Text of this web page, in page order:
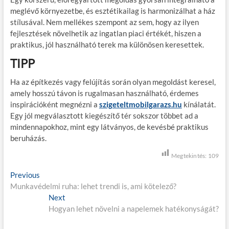
meglévő környezetbe, és esztétikailag is harmonizálhat a ház
stílusával. Nem mellékes szempont az sem, hogy az ilyen
fejlesztések növelhetik az ingatlan piaci értékét, hiszen a
praktikus, jól használható terek ma különösen keresettek.
TIPP
Ha az építkezés vagy felújítás során olyan megoldást keresel,
amely hosszú távon is rugalmasan használható, érdemes
inspirációként megnézni a szigeteltmobilgarazs.hu kínálatát.
Egy jól megválasztott kiegészítő tér sokszor többet ad a
mindennapokhoz, mint egy látványos, de kevésbé praktikus
beruházás.
Megtekintés: 109
B
e
Previous
r
Munkavédelmi ruha: lehet trendi is, ami kötelező?
Next
e
Hogyan lehet növelni a napelemek hatékonyságát?